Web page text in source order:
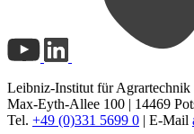
Leibniz-Institut für
Max-Eyth-Allee 100 | 14469
Tel. +49 (0)331 5699 0 | E-Mail